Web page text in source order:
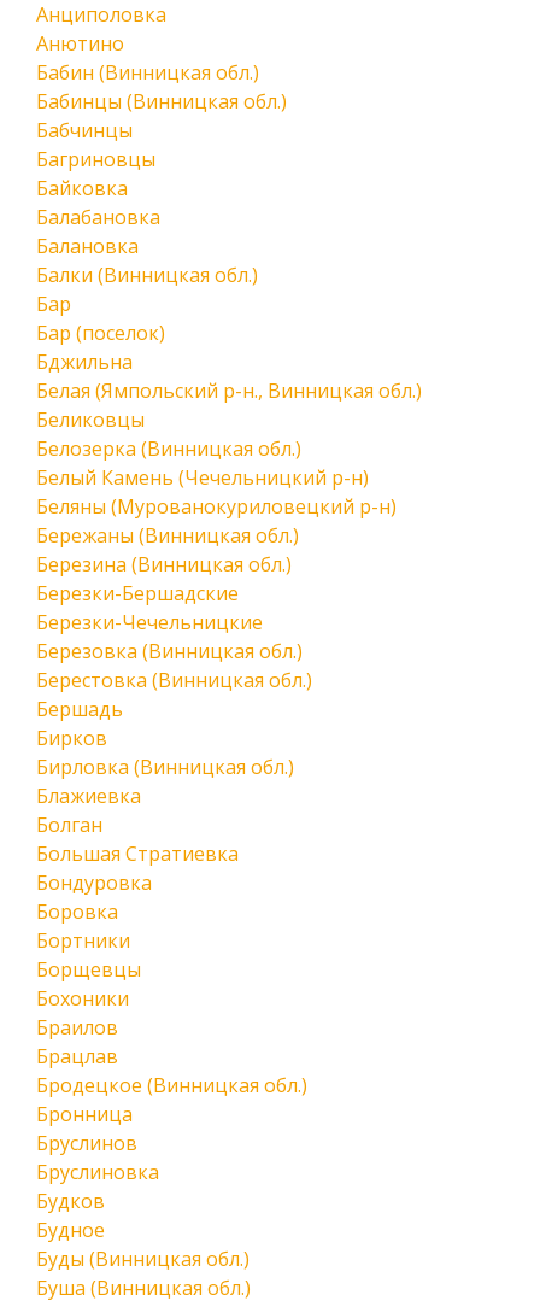
Анциполовка
Анютино
Бабин (Винницкая обл.)
Бабинцы (Винницкая обл.)
Бабчинцы
Багриновцы
Байковка
Балабановка
Балановка
Балки (Винницкая обл.)
Бар
Бар (поселок)
Бджильна
Белая (Ямпольский р-н., Винницкая обл.)
Беликовцы
Белозерка (Винницкая обл.)
Белый Камень (Чечельницкий р-н)
Беляны (Мурованокуриловецкий р-н)
Бережаны (Винницкая обл.)
Березина (Винницкая обл.)
Березки-Бершадские
Березки-Чечельницкие
Березовка (Винницкая обл.)
Берестовка (Винницкая обл.)
Бершадь
Бирков
Бирловка (Винницкая обл.)
Блажиевка
Болган
Большая Стратиевка
Бондуровка
Боровка
Бортники
Борщевцы
Бохоники
Браилов
Брацлав
Бродецкое (Винницкая обл.)
Бронница
Бруслинов
Бруслиновка
Будков
Будное
Буды (Винницкая обл.)
Буша (Винницкая обл.)